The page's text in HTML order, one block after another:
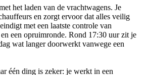
het laden van de vrachtwagens. Je
en zorgt ervoor dat alles veilig
met een laatste controle van
een opruimronde. Rond 17:30 uur zit je
wat langer doorwerkt vanwege een
één ding is zeker: je werkt in een